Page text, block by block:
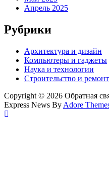
Апрель 2025
Рубрики
Архитектура и дизайн
Компьютеры и гаджеты
Наука и технологии
Строительство и ремонт
Copyright © 2026 Обратная
Express News By Adore